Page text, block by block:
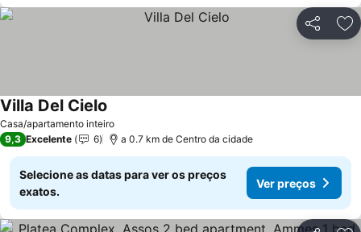
Partilhar
Casa/apartamento inteiro
Villa Del Cielo
9,3 Excelente 6 a 0.7 km de Centro da cidade
Selecione as datas para ver os preços
exatos.
Ver preços